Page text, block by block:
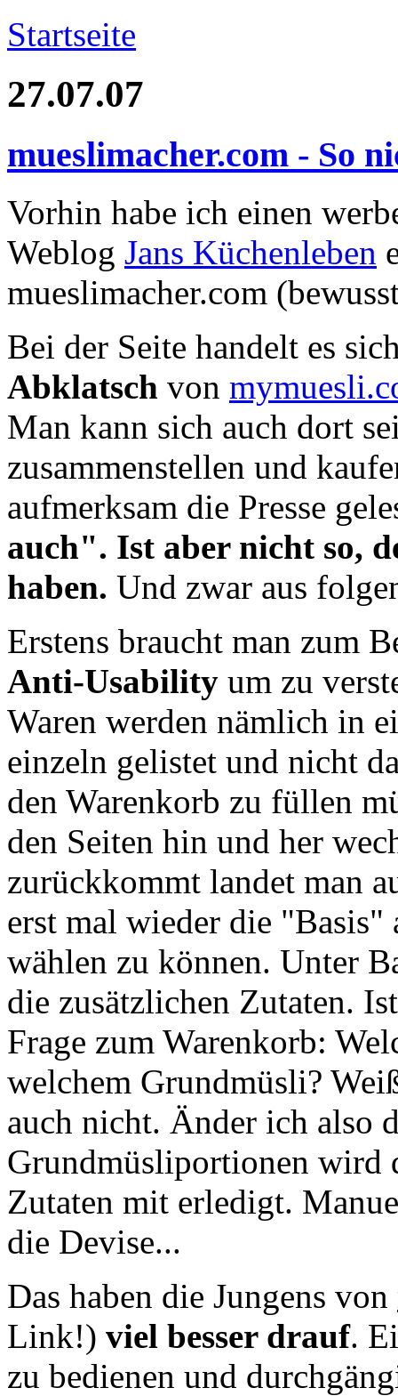
Startseite
27.07.07
mueslimacher.com - So
Vorhin habe ich einen
Weblog Jans Küchenleben
mueslimacher.com
Bei der Seite handelt es
Abklatsch von
Man kann sich auch dort
zusammenstellen und
aufmerksam die Presse
auch". Ist aber nicht so,
haben. Und zwar aus
Erstens braucht man zum
Anti-Usability um zu
Waren werden nämlich in
einzeln gelistet und nicht
den Warenkorb zu füllen
den Seiten hin und her
zurückkommt landet man
erst mal wieder die
wählen zu können. Unter
die zusätzlichen Zutaten.
Frage zum Warenkorb:
welchem Grundmüsli?
auch nicht. Änder ich also
Grundmüsliportionen wird
Zutaten mit erledigt.
die Devise...
Das haben die Jungens von
Link!) viel besser drauf.
zu bedienen und